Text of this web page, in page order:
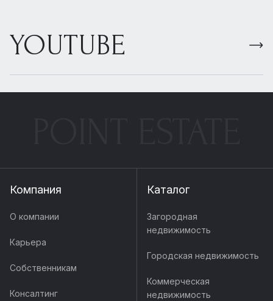
YOUTUBE
Компания
О компании
Карьера
Собственникам
Консалтинг
Каталог
Загородная
недвижимость
Городская недвижимость
Коммерческая
недвижимость